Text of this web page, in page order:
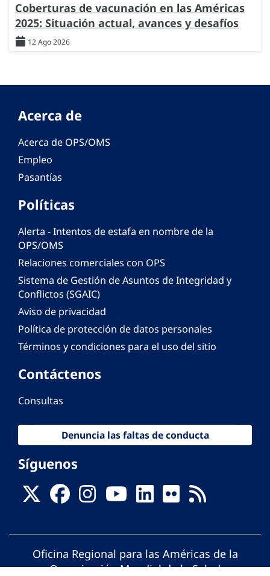
Coberturas de vacunación en las Américas
2025: Situación actual, avances y desafíos
12 Ago 2026
Acerca de
Acerca de OPS/OMS
Empleo
Pasantías
Políticas
Alerta - Intentos de estafa en nombre de la
OPS/OMS
Relaciones comerciales con OPS
Sistema de Gestión de Asuntos de Integridad y
Conflictos (SGAIC)
Aviso de privacidad
Política de protección de datos personales
Términos y condiciones para el uso del sitio
Contáctenos
Consultas
Denuncia las faltas de conducta
Síguenos
Oficina Regional para las Américas de la
Organización Mundial de la Salud